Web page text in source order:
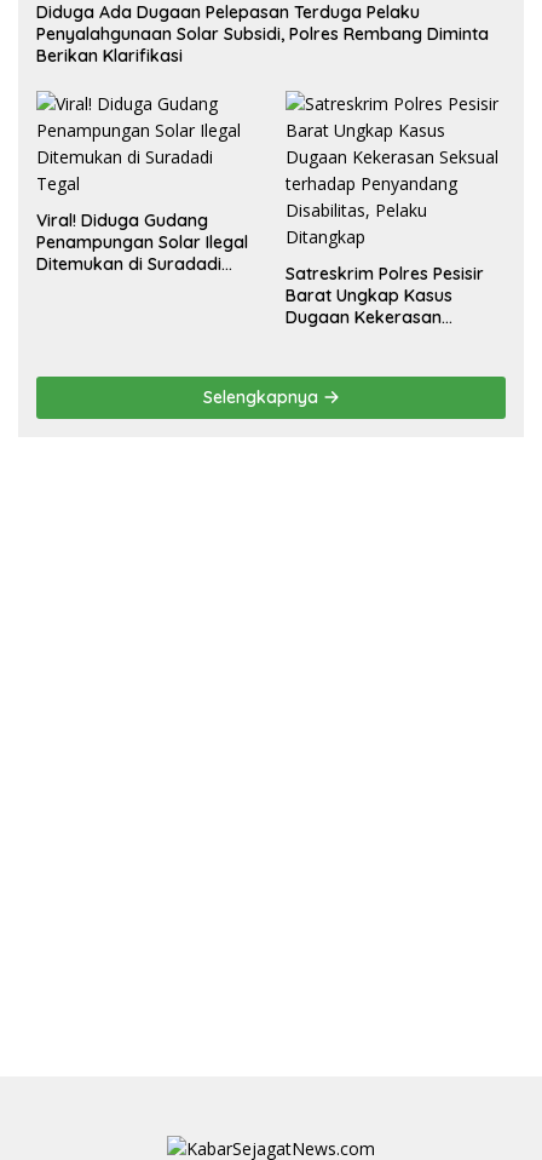
Diduga Ada Dugaan Pelepasan Terduga Pelaku
Penyalahgunaan Solar Subsidi, Polres Rembang Diminta
Berikan Klarifikasi
Viral! Diduga Gudang
Penampungan Solar Ilegal
Ditemukan di Suradadi
Satreskrim Polres Pesisir
Barat Ungkap Kasus
Dugaan Kekerasan
Pelaku Ditangkap
Selengkapnya